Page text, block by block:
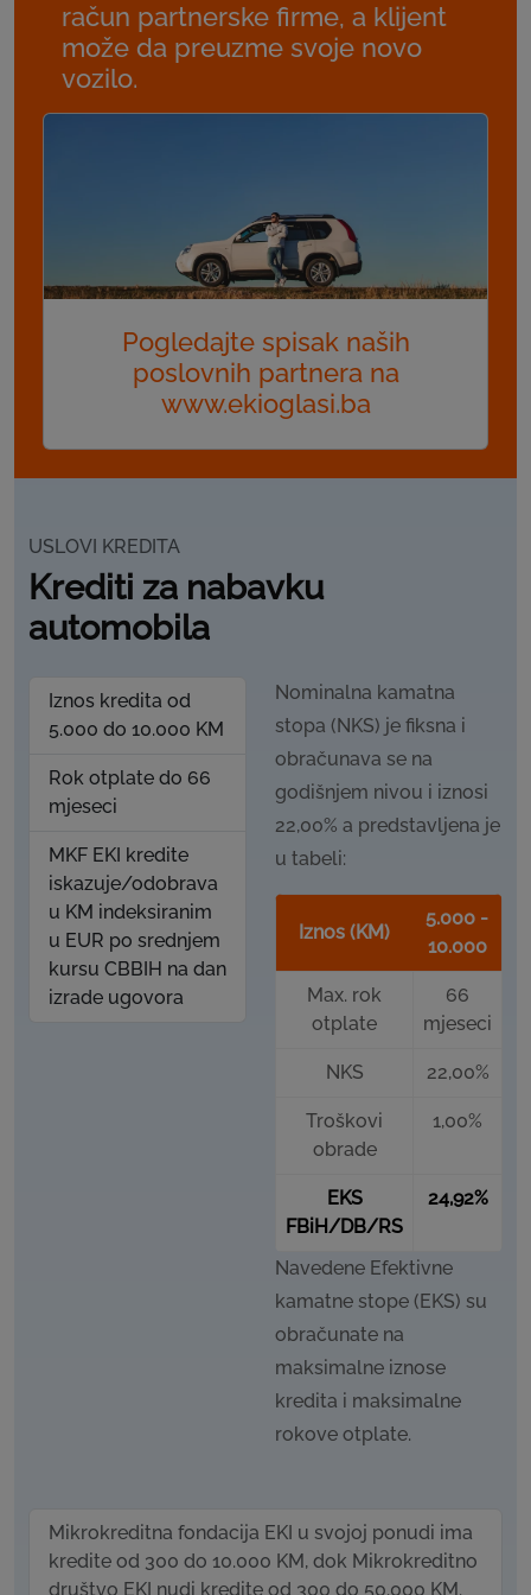
račun partnerske firme, a klijent
može da preuzme svoje novo
vozilo.
Pogledajte spisak naših
poslovnih partnera na
www.ekioglasi.ba
USLOVI KREDITA
Krediti za nabavku
automobila
Iznos kredita od
5.000 do 10.000 KM
Rok otplate do 66
mjeseci
MKF EKI kredite
iskazuje/odobrava
u KM indeksiranim
u EUR po srednjem
kursu CBBIH na dan
izrade ugovora
Nominalna kamatna
stopa (NKS) je fiksna i
obračunava se na
godišnjem nivou i iznosi
22,00% a predstavljena je
u tabeli:
Iznos (KM)
5.000 -
10.000
Max. rok
otplate
66
mjeseci
NKS 22,00%
Troškovi
obrade
1,00%
EKS
FBiH/DB/RS
24,92%
Navedene Efektivne
kamatne stope (EKS) su
obračunate na
maksimalne iznose
kredita i maksimalne
rokove otplate.
Mikrokreditna fondacija EKI u svojoj ponudi ima
kredite od 300 do 10.000 KM, dok Mikrokreditno
društvo EKI nudi kredite od 300 do 50.000 KM.